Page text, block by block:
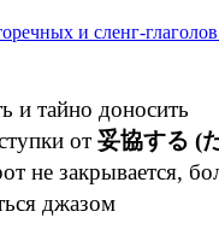
и тайно доносить
от 妥協する (
не закрывается,
джазом